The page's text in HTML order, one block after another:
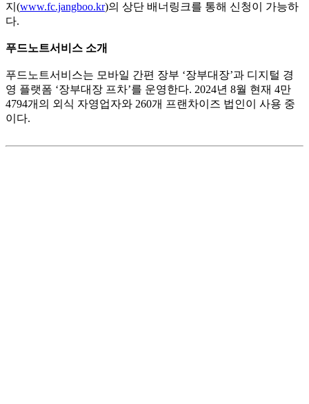
지(www.fc.jangboo.kr)의 상단 배너링크를 통해 신청이 가능하
다.
푸드노트서비스 소개
푸드노트서비스는 모바일 간편 장부 ‘장부대장’과 디지털 경
영 플랫폼 ‘장부대장 프차’를 운영한다. 2024년 8월 현재 4만
4794개의 외식 자영업자와 260개 프랜차이즈 법인이 사용 중
이다.